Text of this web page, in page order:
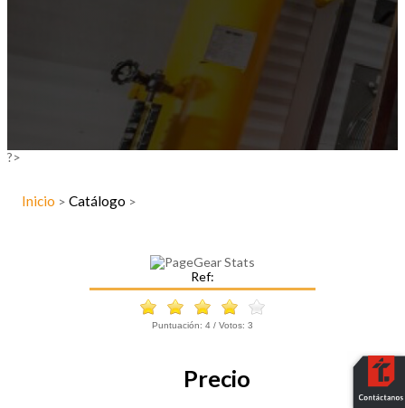
?>
Inicio > Catálogo >
Ref:
Puntuación: 4 / Votos: 3
Precio